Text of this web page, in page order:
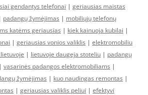
gendantys telefonai | geriausias maistas
padangų žymėjimas | mobiliųjų telefonų
katėms geriausias | kiek kainuoja kubilai |
| geriausias vonios valiklis | elektromobiliu
| lietuvoje daugeja stoteliu | padangų
| vasarinės padangos elektromobiliams |
žymėjimas | kuo naudingas remontas |
| geriausias valiklis peliui | efektyvi